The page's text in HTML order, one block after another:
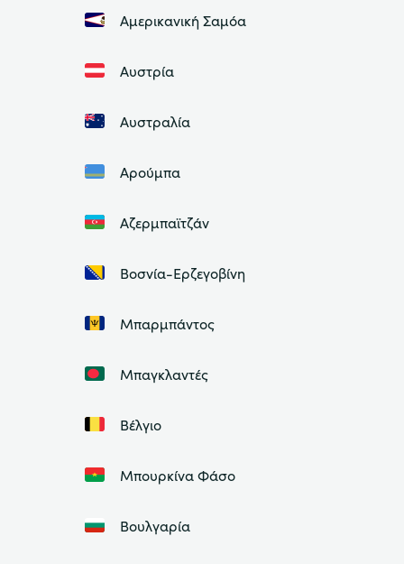
Αμερικανική Σαμόα
Αυστρία
Αυστραλία
Αρούμπα
Αζερμπαϊτζάν
Βοσνία-Ερζεγοβίνη
Μπαρμπάντος
Μπαγκλαντές
Βέλγιο
Μπουρκίνα Φάσο
Βουλγαρία